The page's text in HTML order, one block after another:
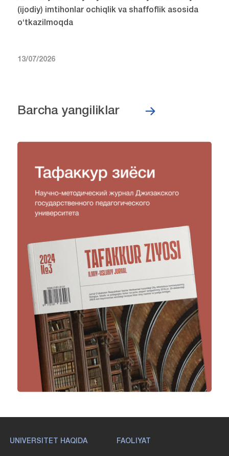
(ijodiy) imtihonlar ochiqlik va shaffoflik asosida
o‘tkazilmoqda
13/07/2026
Barcha yangiliklar
UNIVERSITET HAQIDA FAOLIYAT